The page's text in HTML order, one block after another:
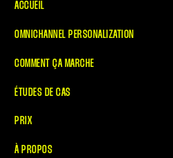
ACCUEIL
OMNICHANNEL PERSONALIZATION
COMMENT ÇA MARCHE
ÉTUDES DE CAS
PRIX
À PROPOS